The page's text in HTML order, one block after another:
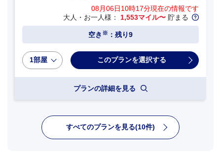
08月06日10時17分現在の情報です
大人・お一人様： 1,553マイル〜 貯まる
空き ※ ：残り9
1部屋
プランの詳細を見る
すべてのプランを見る(10件)